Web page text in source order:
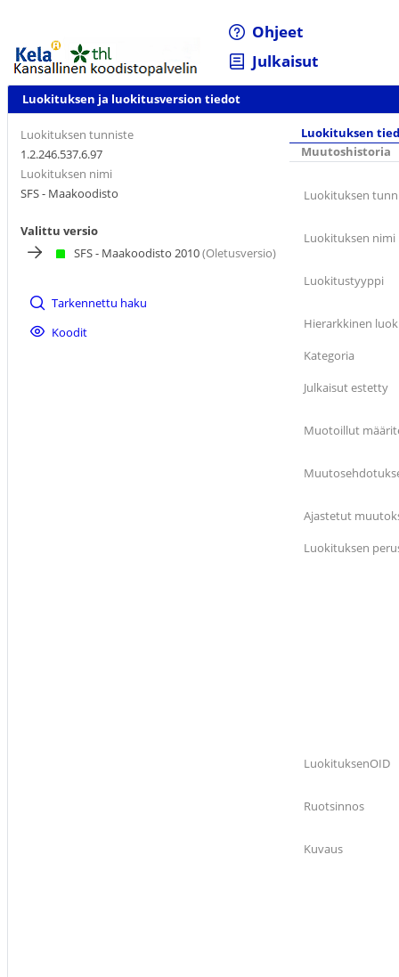
Ohjeet
Julkaisut
Luokituksen ja luokitusversion tiedot
Luokituksen tunniste
1.2.246.537.6.97
Luokituksen nimi
SFS - Maakoodisto
Valittu versio
SFS - Maakoodisto 2010(Oletusversio)
Tarkennettu haku
Koodit
Luokituksen
Muutoshistoria
Luokituksen
Luokituksen nimi
Luokitustyyppi
Hierarkkinen
Kategoria
Julkaisut estetty
Muotoillut
Ajastetut
Luokituksen
LuokituksenOID
Ruotsinnos
Kuvaus